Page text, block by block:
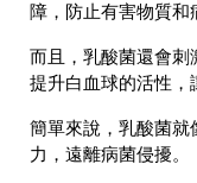
障， 防止有害物質和
而且，乳酸菌還會刺
提升白血球的活性
簡單來說， 乳酸菌就
力，遠離病菌侵擾。